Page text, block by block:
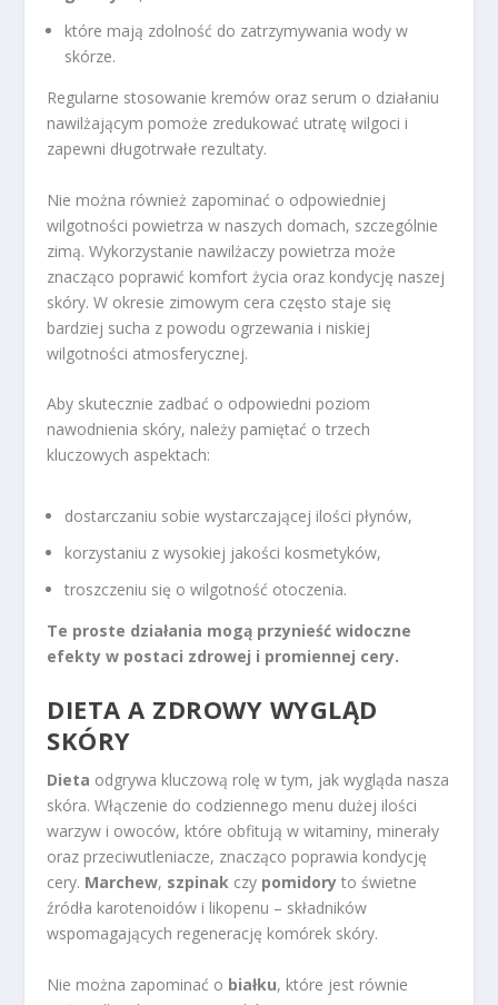
które mają zdolność do zatrzymywania wody w
skórze.
Regularne stosowanie kremów oraz serum o działaniu
nawilżającym pomoże zredukować utratę wilgoci i
zapewni długotrwałe rezultaty.
Nie można również zapominać o odpowiedniej
wilgotności powietrza w naszych domach, szczególnie
zimą. Wykorzystanie nawilżaczy powietrza może
znacząco poprawić komfort życia oraz kondycję naszej
skóry. W okresie zimowym cera często staje się
bardziej sucha z powodu ogrzewania i niskiej
wilgotności atmosferycznej.
Aby skutecznie zadbać o odpowiedni poziom
nawodnienia skóry, należy pamiętać o trzech
kluczowych aspektach:
dostarczaniu sobie wystarczającej ilości płynów,
korzystaniu z wysokiej jakości kosmetyków,
troszczeniu się o wilgotność otoczenia.
Te proste działania mogą przynieść widoczne
efekty w postaci zdrowej i promiennej cery.
DIETA A ZDROWY WYGLĄD
SKÓRY
Dieta odgrywa kluczową rolę w tym, jak wygląda nasza
skóra. Włączenie do codziennego menu dużej ilości
warzyw i owoców, które obfitują w witaminy, minerały
oraz przeciwutleniacze, znacząco poprawia kondycję
cery. Marchew, szpinak czy pomidory to świetne
źródła karotenoidów i likopenu – składników
wspomagających regenerację komórek skóry.
Nie można zapominać o białku, które jest równie